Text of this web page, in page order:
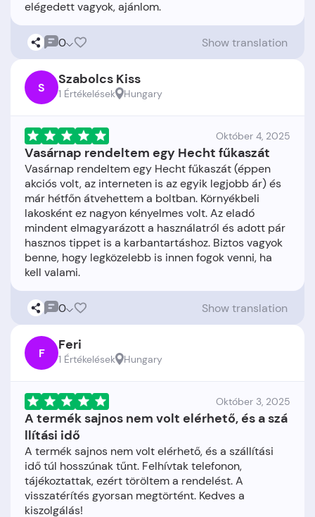
0 Show translation
S Szabolcs Kiss
1 Értékelések Hungary
Október 4, 2025
Vasárnap rendeltem egy Hecht fűkaszát
Vasárnap rendeltem egy Hecht fűkaszát (éppen
akciós volt, az interneten is az egyik legjobb ár) és
már hétfőn átvehettem a boltban. Környékbeli
lakosként ez nagyon kényelmes volt. Az eladó
mindent elmagyarázott a használatról és adott pár
hasznos tippet is a karbantartáshoz. Biztos vagyok
benne, hogy legközelebb is innen fogok venni, ha
0 Show translation
F Feri
1 Értékelések Hungary
Október 3, 2025
A termék sajnos nem volt elérhető, és a szá
llítási idő
A termék sajnos nem volt elérhető, és a szállítási
idő túl hosszúnak tűnt. Felhívtak telefonon,
tájékoztattak, ezért töröltem a rendelést. A
visszatérítés gyorsan megtörtént. Kedves a